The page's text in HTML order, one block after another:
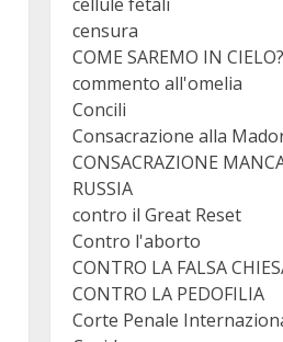
censura
COME SAREMO IN CIELO?
commento all'omelia
Concili
Consacrazione alla
CONSACRAZIONE
RUSSIA
contro il Great Reset
Contro l'aborto
CONTRO LA FALSA
CONTRO LA PEDOFILIA
Corte Penale